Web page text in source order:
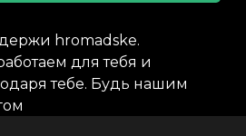
hromadske.
для тебя и
тебе. Будь нашим